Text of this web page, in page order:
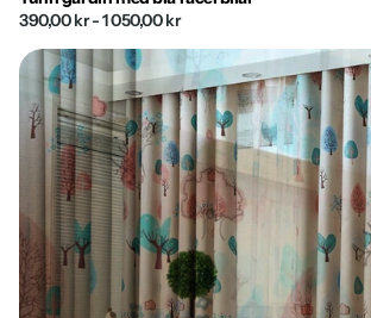
390,00 kr- 1 050,00 kr